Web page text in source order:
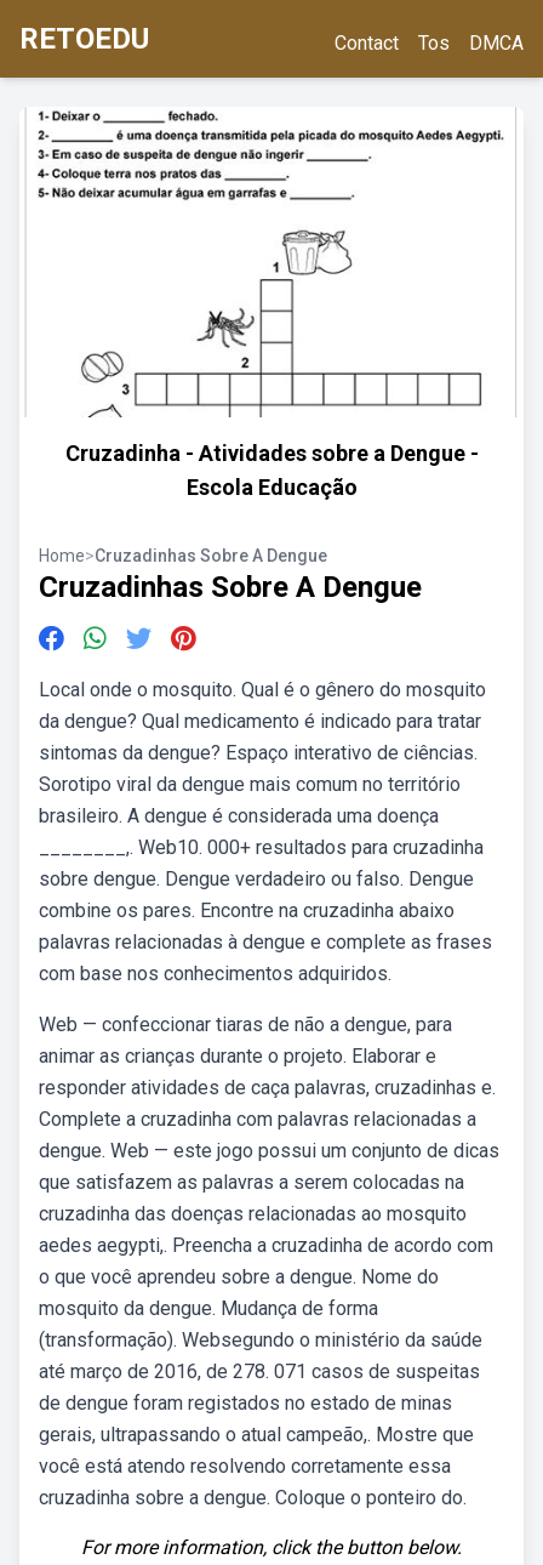
RETOEDU Contact Tos DMCA
Cruzadinha - Atividades sobre a Dengue -
Escola Educação
Home>Cruzadinhas Sobre A Dengue
Cruzadinhas Sobre A Dengue
Local onde o mosquito. Qual é o gênero do mosquito
da dengue? Qual medicamento é indicado para tratar
sintomas da dengue? Espaço interativo de ciências.
Sorotipo viral da dengue mais comum no território
brasileiro. A dengue é considerada uma doença
________,. Web10. 000+ resultados para cruzadinha
sobre dengue. Dengue verdadeiro ou falso. Dengue
combine os pares. Encontre na cruzadinha abaixo
palavras relacionadas à dengue e complete as frases
com base nos conhecimentos adquiridos.
Web — confeccionar tiaras de não a dengue, para
animar as crianças durante o projeto. Elaborar e
responder atividades de caça palavras, cruzadinhas e.
Complete a cruzadinha com palavras relacionadas a
dengue. Web — este jogo possui um conjunto de dicas
que satisfazem as palavras a serem colocadas na
cruzadinha das doenças relacionadas ao mosquito
aedes aegypti,. Preencha a cruzadinha de acordo com
o que você aprendeu sobre a dengue. Nome do
mosquito da dengue. Mudança de forma
(transformação). Websegundo o ministério da saúde
até março de 2016, de 278. 071 casos de suspeitas
de dengue foram registados no estado de minas
gerais, ultrapassando o atual campeão,. Mostre que
você está atendo resolvendo corretamente essa
cruzadinha sobre a dengue. Coloque o ponteiro do.
For more information, click the button below.